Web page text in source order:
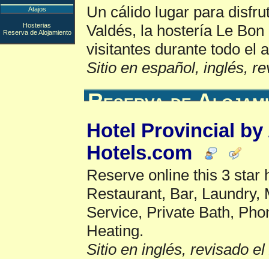
Un cálido lugar para
Valdés, la hostería Le
visitantes durante todo el
Sitio en español, inglés,
Reserva de
Hotel Provincial
Hotels.com
Reserve online this 3 star
Restaurant, Bar,
Service, Private Bath,
Heating.
Sitio en inglés, revisado el
Atajos
Hosterias
Reserva de Alojamiento